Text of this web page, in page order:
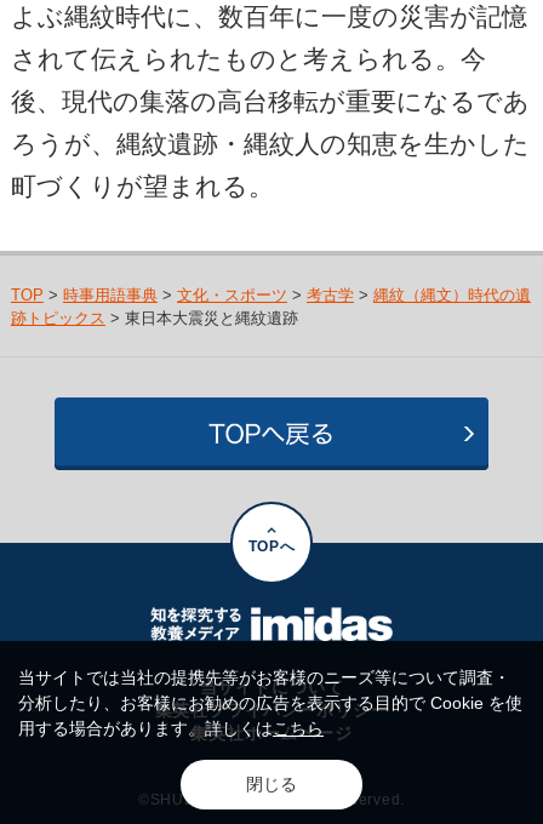
よぶ縄紋時代に、数百年に一度の災害が記憶
されて伝えられたものと考えられる。今
後、現代の集落の高台移転が重要になるであ
ろうが、縄紋遺跡・縄紋人の知恵を生かした
町づくりが望まれる。
TOP > 時事用語事典> 文化・スポーツ > 考古学> 縄紋（縄文）時代の遺
跡トピックス > 東日本大震災と縄紋遺跡
TOPへ
当サイトについて
集英社プライバシーポリシー
集英社ホームページ
©SHUEISHA Inc. All rights reserved.
当サイトでは当社の提携先等がお客様のニーズ等について調査・
分析したり、お客様にお勧めの広告を表示する目的で Cookie を使
用する場合があります。詳しくはこちら
閉じる